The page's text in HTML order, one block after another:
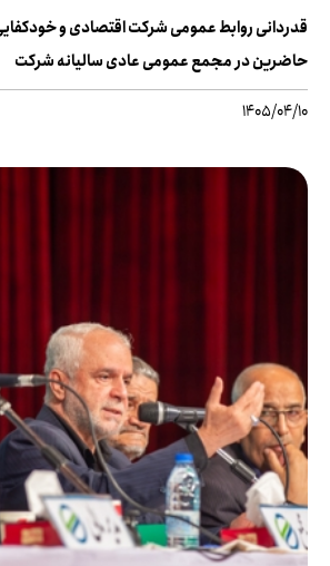
قدردانی روابط عمومی شرکت اقتصادی و خودکفایی
حاضرین در مجمع عمومی عادی سالیانه شرکت
1405/04/10